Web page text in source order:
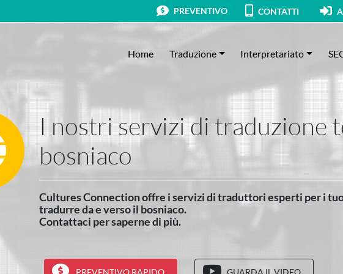
PREVENTIVO CONTATTI
Home Traduzione Interpretariato
I nostri servizi di traduzione
bosniaco
Cultures Connection offre i servizi di traduttori esperti per i
tradurre da e verso il bosniaco.
Contattaci per saperne di più.
PREVENTIVO RAPIDO GUARDA IL VIDEO